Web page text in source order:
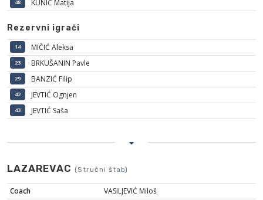
48 KUNIĆ Matija
Rezervni igrači
14 MIČIĆ Aleksa
23 BRKUŠANIN Pavle
29 BANZIĆ Filip
42 JEVTIĆ Ognjen
43 JEVTIĆ Saša
LAZAREVAC (Stručni štab)
Coach
VASILJEVIĆ Miloš